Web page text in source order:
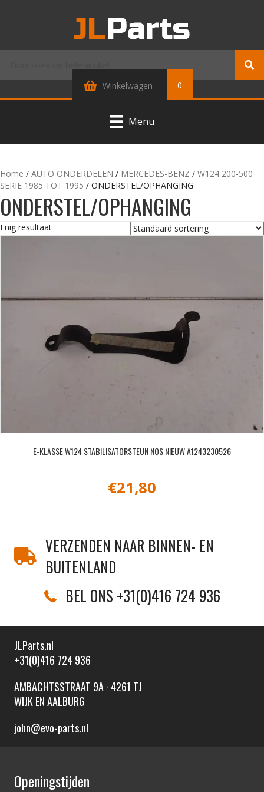
Winkelwagen 0
Menu
Home / AUTO ONDERDELEN / MERCEDES-BENZ / W124 200-500
SERIE 1985 TOT 1995 / ONDERSTEL/OPHANGING
ONDERSTEL/OPHANGING
Enig resultaat
E-KLASSE W124 STABILISATORSTEUN NOS NIEUW A1243230526
€21,80
VERZENDEN NAAR BINNEN- EN
BUITENLAND
BEL ONS +31(0)416 724 936
JLParts.nl
+31(0)416 724 936
AMBACHTSSTRAAT 9A · 4261 TJ
WIJK EN AALBURG
john@evo-parts.nl
Openingstijden